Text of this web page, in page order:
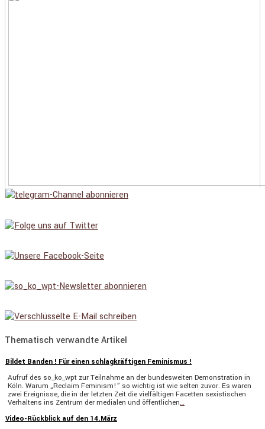
Thematisch verwandte Artikel
Bildet Banden ! Für einen schlagkräftigen Feminismus !
Aufruf des so_ko_wpt zur Teilnahme an der bundes­weiten Demons­tra­tion in
Köln. Warum „Reclaim Feminism!” so wichtig ist wie selten zuvor. Es waren
zwei Ereig­nisse, die in der letzten Zeit die vielfäl­tigen Facetten sexis­ti­schen
Verhal­tens ins Zentrum der medialen und öffent­li­chen…
Video-Rückblick auf den 14.März